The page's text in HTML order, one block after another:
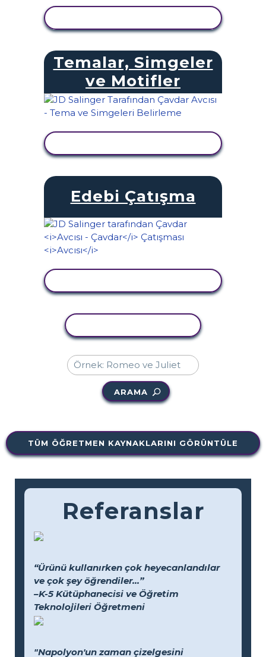
Temalar, Simgeler
ve Motifler
Edebi Çatışma
ARAMA
TÜM ÖĞRETMEN KAYNAKLARINI GÖRÜNTÜLE
Referanslar
“Ürünü kullanırken çok heyecanlandılar
ve çok şey öğrendiler...”
–K-5 Kütüphanecisi ve Öğretim
Teknolojileri Öğretmeni
"Napolyon'un zaman çizelgesini